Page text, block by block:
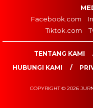
Facebook.com
Tiktok.com
TENTANG KAMI
HUBUNGI KAMI
COPYRIGHT © 2026